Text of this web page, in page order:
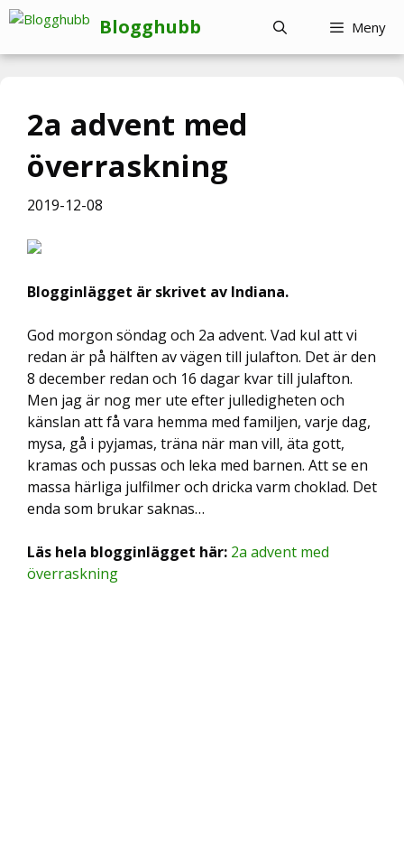
Hoppa
innehåll
Blogghubb Meny
2a advent med
överraskning
2019-12-08
Blogginlägget är skrivet av Indiana.
God morgon söndag och 2a advent. Vad kul att vi
redan är på hälften av vägen till julafton. Det är den
8 december redan och 16 dagar kvar till julafton.
Men jag är nog mer ute efter julledigheten och
känslan att få vara hemma med familjen, varje dag,
mysa, gå i pyjamas, träna när man vill, äta gott,
kramas och pussas och leka med barnen. Att se en
massa härliga julfilmer och dricka varm choklad. Det
enda som brukar saknas…
Läs hela blogginlägget här: 2a advent med
överraskning